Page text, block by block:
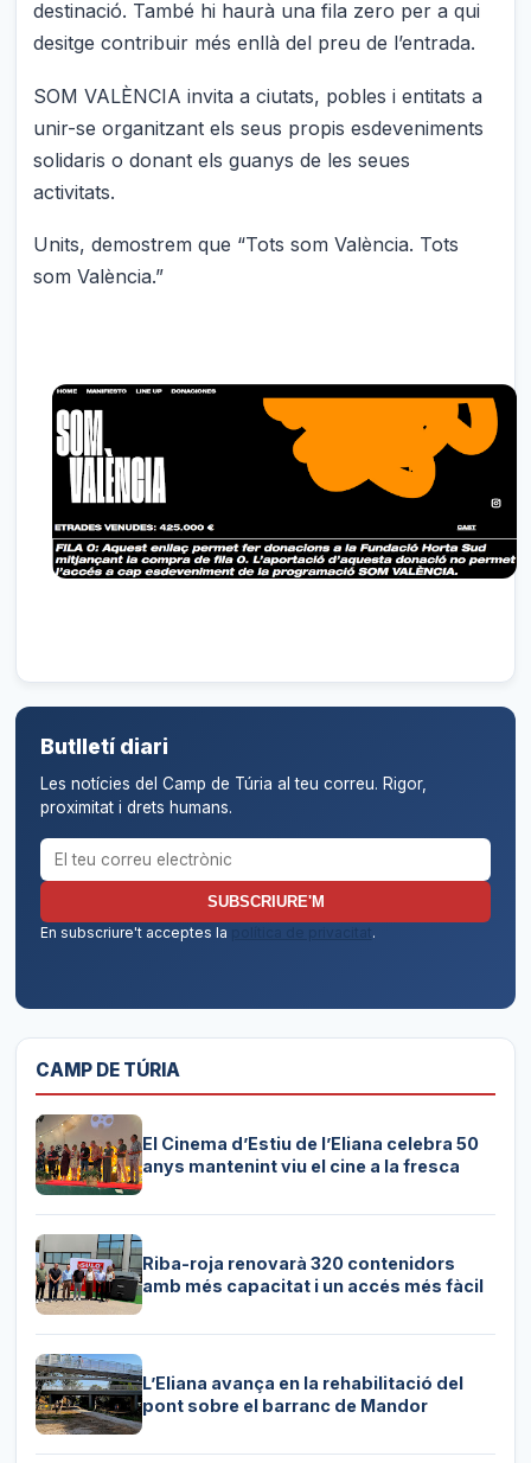
destinació. També hi haurà una fila zero per a qui
desitge contribuir més enllà del preu de l’entrada.
SOM VALÈNCIA invita a ciutats, pobles i entitats a
unir-se organitzant els seus propis esdeveniments
solidaris o donant els guanys de les seues
activitats.
Units, demostrem que “Tots som València. Tots
som València.”
Butlletí diari
Les notícies del Camp de Túria al teu correu. Rigor,
proximitat i drets humans.
Correu electrònic per al butlletí
SUBSCRIURE'M
En subscriure't acceptes la
política de privacitat.
CAMP DE TÚRIA
El Cinema d’Estiu de l’Eliana celebra 50
anys mantenint viu el cine a la fresca
Riba-roja renovarà 320 contenidors
amb més capacitat i un accés més fàcil
L’Eliana avança en la rehabilitació del
pont sobre el barranc de Mandor